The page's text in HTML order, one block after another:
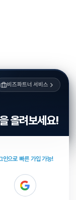
비즈파트너 서비스
올려보세요!
인으로 빠른 가입 가능!